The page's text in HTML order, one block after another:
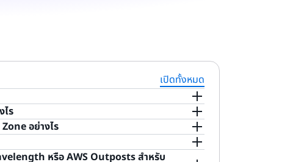
เปิดทั้งหมด
ช่น บริการประมวลผลและจัดเก็บข้อมูล ที่อยู่ใกล้
อปพลิเคชันที่ใช้งานในพื้นที่โดยมีเวลาแฝงต่ำ
ครือข่ายส่วนบุคคลที่มีการสำรองและมีแบนด์วิธสูง
ร
เป็นสำหรับเวิร์กโหลดส่วนที่ต้องการเวลาแฝงต่ำ
Zones จะมอบการเข้าถึงบริการของ AWS
อย่างไร
อให้ลูกค้าหรือชุมชนใช้งานโดยเฉพาะ Dedicated
หรือ AWS Outposts สำหรับ